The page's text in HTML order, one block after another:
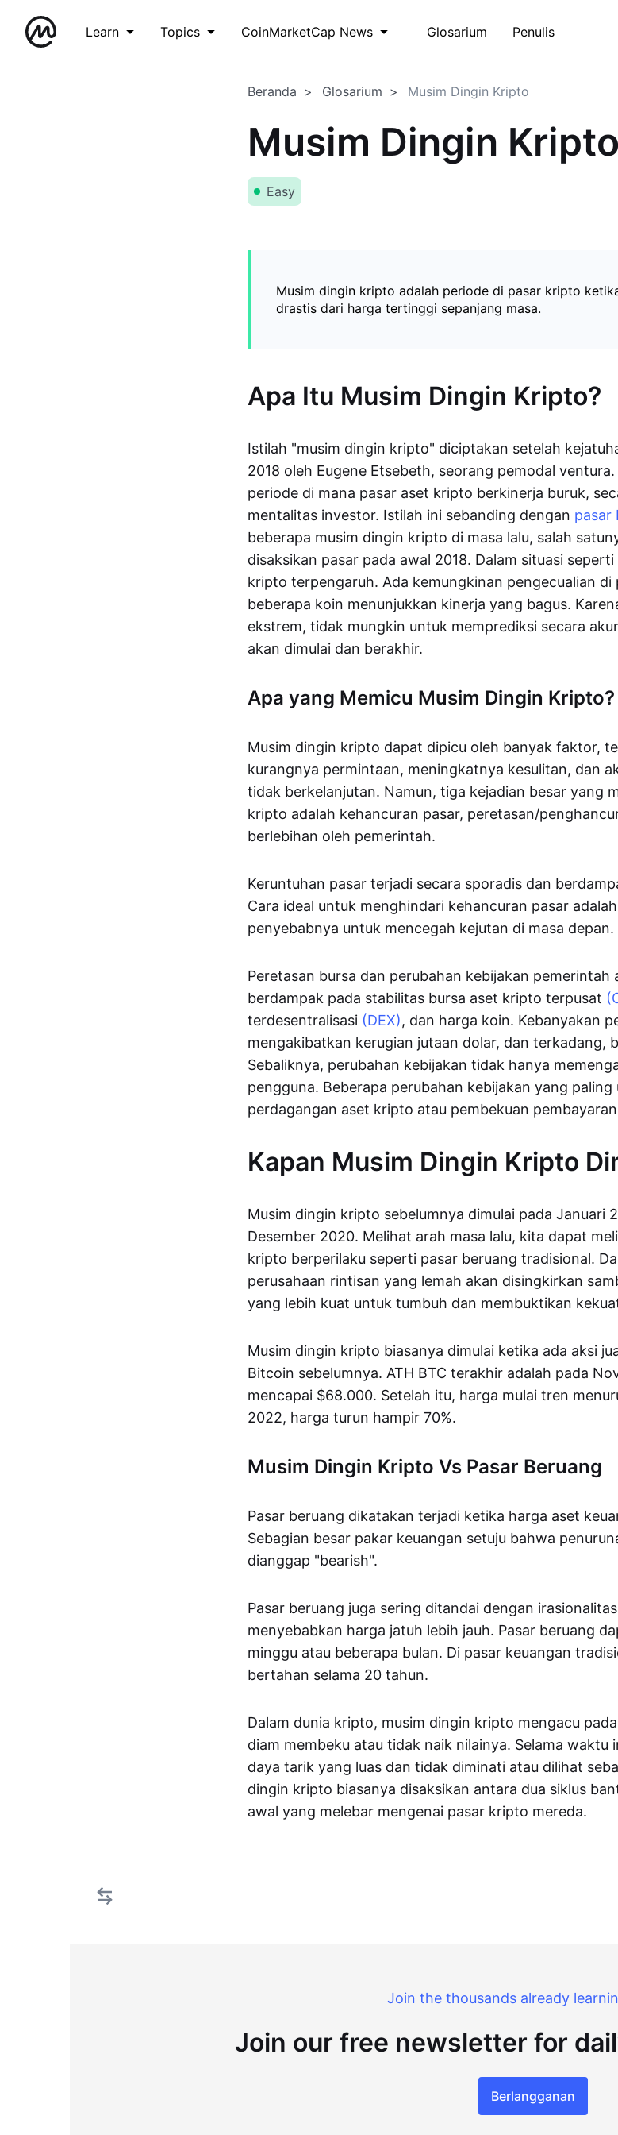
Learn Topics CoinMarketCap News Glosarium Penulis
Beranda Glosarium Musim Dingin Kripto
Musim Dingin Kripto
Easy
Musim dingin kripto adalah periode di pasar kripto
drastis dari harga tertinggi sepanjang masa.
Apa Itu Musim Dingin Kripto?
Istilah "musim dingin kripto" diciptakan setelah
2018 oleh Eugene Etsebeth, seorang pemodal
periode di mana pasar aset kripto berkinerja buruk,
mentalitas investor. Istilah ini sebanding dengan pasar
beberapa musim dingin kripto di masa lalu, salah
disaksikan pasar pada awal 2018. Dalam situasi
kripto terpengaruh. Ada kemungkinan pengecualian di
beberapa koin menunjukkan kinerja yang bagus.
ekstrem, tidak mungkin untuk memprediksi secara
akan dimulai dan berakhir.
Apa yang Memicu Musim Dingin Kripto?
Musim dingin kripto dapat dipicu oleh banyak faktor,
kurangnya permintaan, meningkatnya kesulitan, dan
tidak berkelanjutan. Namun, tiga kejadian besar yang
kripto adalah kehancuran pasar, peretasan/
berlebihan oleh pemerintah.
Keruntuhan pasar terjadi secara sporadis dan
Cara ideal untuk menghindari kehancuran pasar
penyebabnya untuk mencegah kejutan di masa depan.
Peretasan bursa dan perubahan kebijakan pemerintah
berdampak pada stabilitas bursa aset kripto terpusat
terdesentralisasi (DEX), dan harga koin. Kebanyakan
mengakibatkan kerugian jutaan dolar, dan terkadang,
Sebaliknya, perubahan kebijakan tidak hanya
pengguna. Beberapa perubahan kebijakan yang paling
perdagangan aset kripto atau pembekuan
Kapan Musim Dingin Kripto
Musim dingin kripto sebelumnya dimulai pada Januari
Desember 2020. Melihat arah masa lalu, kita dapat
kripto berperilaku seperti pasar beruang tradisional.
perusahaan rintisan yang lemah akan disingkirkan
yang lebih kuat untuk tumbuh dan membuktikan
Musim dingin kripto biasanya dimulai ketika ada aksi
Bitcoin sebelumnya. ATH BTC terakhir adalah pada
mencapai $68.000. Setelah itu, harga mulai tren
2022, harga turun hampir 70%.
Musim Dingin Kripto Vs Pasar Beruang
Pasar beruang dikatakan terjadi ketika harga aset
Sebagian besar pakar keuangan setuju bahwa
dianggap "bearish".
Pasar beruang juga sering ditandai dengan
menyebabkan harga jatuh lebih jauh. Pasar beruang
minggu atau beberapa bulan. Di pasar keuangan
bertahan selama 20 tahun.
Dalam dunia kripto, musim dingin kripto mengacu
diam membeku atau tidak naik nilainya. Selama
daya tarik yang luas dan tidak diminati atau dilihat
dingin kripto biasanya disaksikan antara dua siklus
awal yang melebar mengenai pasar kripto mereda.
Join the thousands already
Join our free newsletter for
Berlangganan